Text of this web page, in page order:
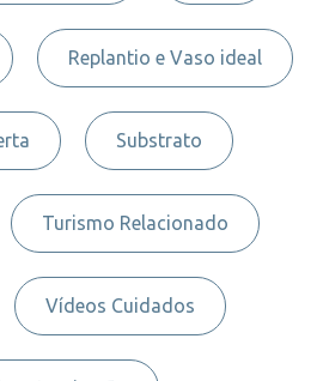
Replantio e Vaso ideal
Substrato
Turismo Relacionado
Vídeos Cuidados